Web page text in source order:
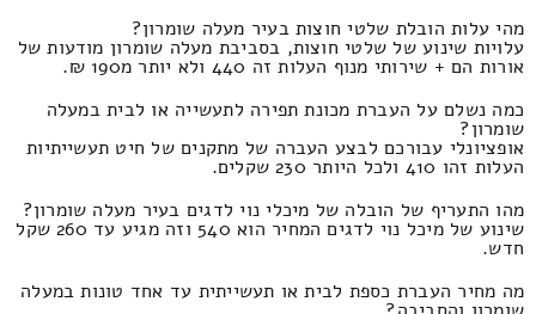
מהי עלות הובלת שלטי חוצות בעיר מעלה שומרון?
עלויות שינוע של שלטי חוצות, בסביבת מעלה שומרון מודעות של
אורות הם + שירותי מנוף העלות זה 440 ולא יותר מ190 ₪.
כמה נשלם על העברת מכונת תפירה לתעשייה או לבית במעלה
שומרון?
אופציונלי עבורכם לבצע העברה של מתקנים של חיט תעשייתיות
העלות זהו 410 ולכל היותר 230 שקלים.
מהו התעריף של הובלה של מיכלי נוי לדגים בעיר מעלה שומרון?
שינוע של מיכל נוי לדגים המחיר הוא 540 וזה מגיע עד 260 שקל
חדש.
מה מחיר העברת כספת לבית או תעשייתית עד אחד טונות במעלה